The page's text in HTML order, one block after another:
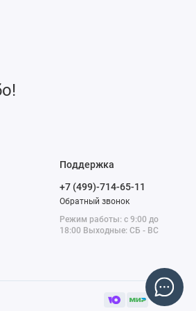
Поддержка
+7 (499)-714-65-11
Обратный звонок
Режим работы: с 9:00 до
18:00 Выходные: СБ - ВС